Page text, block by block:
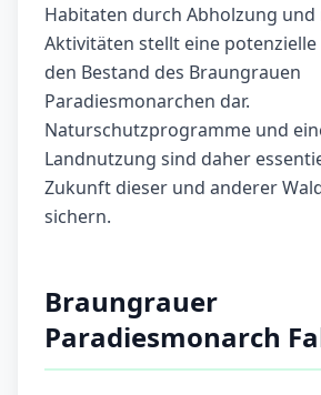
Habitaten durch Abholzung und
Aktivitäten stellt eine
den Bestand des Braungrauen
Paradiesmonarchen dar.
Naturschutzprogramme und
Landnutzung sind daher
Zukunft dieser und anderer
sichern.
Braungrauer
Paradiesmonarch